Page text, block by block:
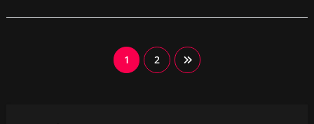
1 2